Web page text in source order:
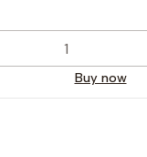
Buy now